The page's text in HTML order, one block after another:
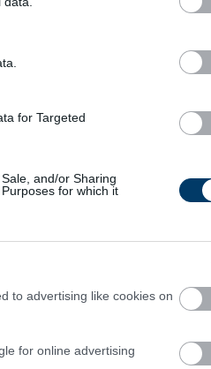
for Targeted
and/or Sharing
for which it
to advertising like cookies on
for online advertising